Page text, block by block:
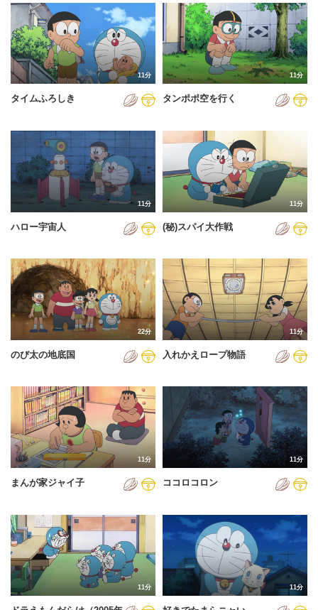
2024年
2025年
2026年
11分
タイムふろしき
11分
タンポポ空を行く
11分
ハロー宇宙人
11分
(秘)スパイ大作戦
22分
のび太の地底国
11分
入れかえロープ物語
11分
まんが家ジャイ子
11分
ココロコロン
11分 11分